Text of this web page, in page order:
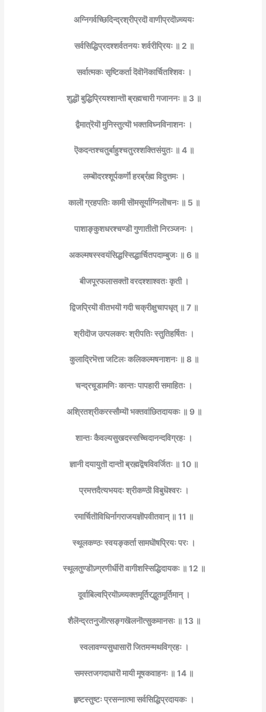
अग्निगर्वच्छिदिन्द्रश्रीप्रदॊ वाणीप्रदॊज़्व्ययः
सर्वसिद्धिप्रदश्शर्वतनयः शर्वरीप्रियः ॥ 2 ॥
सर्वात्मकः सृष्टिकर्ता दॆवॊनॆकार्चितश्शिवः ।
शुद्धॊ बुद्धिप्रियश्शान्तॊ ब्रह्मचारी गजाननः ॥ 3 ॥
द्वैमात्रॆयॊ मुनिस्तुत्यॊ भक्तविघ्नविनाशनः ।
ऎकदन्तश्चतुर्बाहुश्चतुरश्शक्तिसंयुतः ॥ 4 ॥
लम्बॊदरश्शूर्पकर्णॊ हरर्ब्रह्म विदुत्तमः ।
कालॊ ग्रहपतिः कामी सॊमसूर्याग्निलॊचनः ॥ 5 ॥
पाशाङ्कुशधरश्चण्डॊ गुणातीतॊ निरञ्जनः ।
अकल्मषस्स्वयंसिद्धस्सिद्धार्चितपदाम्बुजः ॥ 6 ॥
बीजपूरफलासक्तॊ वरदश्शाश्वतः कृती ।
द्विजप्रियॊ वीतभयॊ गदी चक्रीक्षुचापधृत् ॥ 7 ॥
श्रीदॊज उत्पलकरः श्रीपतिः स्तुतिहर्षितः ।
कुलाद्रिभॆत्ता जटिलः कलिकल्मषनाशनः ॥ 8 ॥
चन्द्रचूडामणिः कान्तः पापहारी समाहितः ।
अश्रितश्रीकरस्सौम्यॊ भक्तवांछितदायकः ॥ 9 ॥
शान्तः कैवल्यसुखदस्सच्चिदानन्दविग्रहः ।
ज्ञानी दयायुतॊ दान्तॊ ब्रह्मद्वॆषविवर्जितः ॥ 10 ॥
प्रमत्तदैत्यभयदः श्रीकण्ठॊ विबुधॆश्वरः ।
रमार्चितॊविधिर्नागराजयज्ञॊपवीतवान् ॥ 11 ॥
स्थूलकण्ठः स्वयङ्कर्ता सामघॊषप्रियः परः ।
स्थूलतुण्डॊज़्ग्रणीर्धीरॊ वागीशस्सिद्धिदायकः ॥ 12 ॥
दूर्वाबिल्वप्रियॊज़्व्यक्तमूर्तिरद्भुतमूर्तिमान् ।
शैलॆन्द्रतनुजॊत्सङ्गखॆलनॊत्सुकमानसः ॥ 13 ॥
स्वलावण्यसुधासारॊ जितमन्मथविग्रहः ।
समस्तजगदाधारॊ मायी मूषकवाहनः ॥ 14 ॥
हृष्टस्तुष्टः प्रसन्नात्मा सर्वसिद्धिप्रदायकः ।